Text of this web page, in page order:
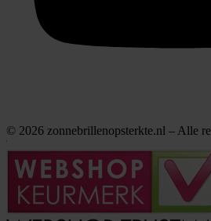
© 2026 zonnebrillenopsterkte.nl – Alle